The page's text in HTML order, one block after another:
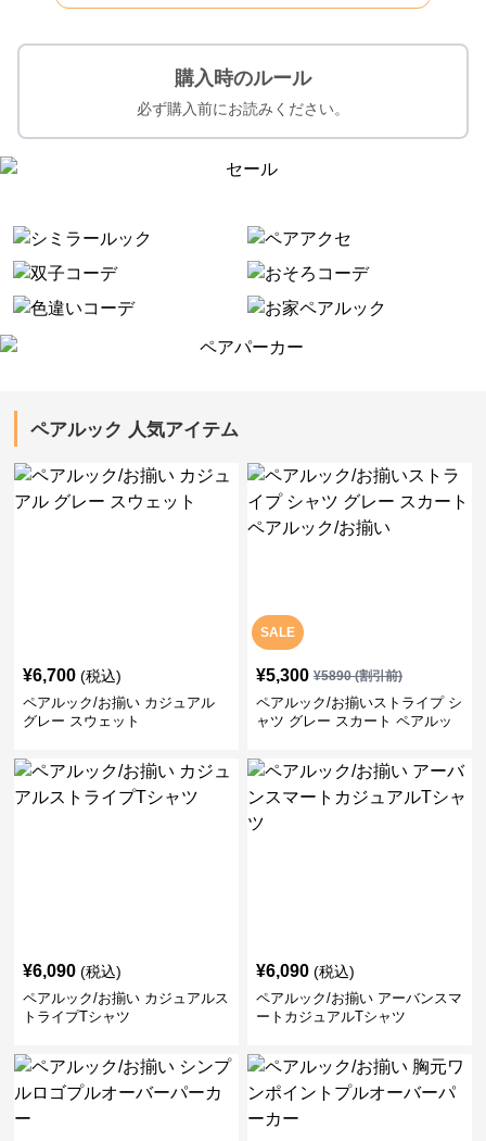
購入時のルール
必ず購入前にお読みください。
ペアルック 人気アイテム
¥6,700 (税込)
ペアルック/お揃い カジュアル
グレー スウェット
SALE
¥5,300 ¥5890(割引前)
ペアルック/お揃いストライプ シ
ャツ グレー スカート ペアルッ
¥6,090 (税込)
ペアルック/お揃い カジュアルス
トライプTシャツ
¥6,090 (税込)
ペアルック/お揃い アーバンスマ
ートカジュアルTシャツ